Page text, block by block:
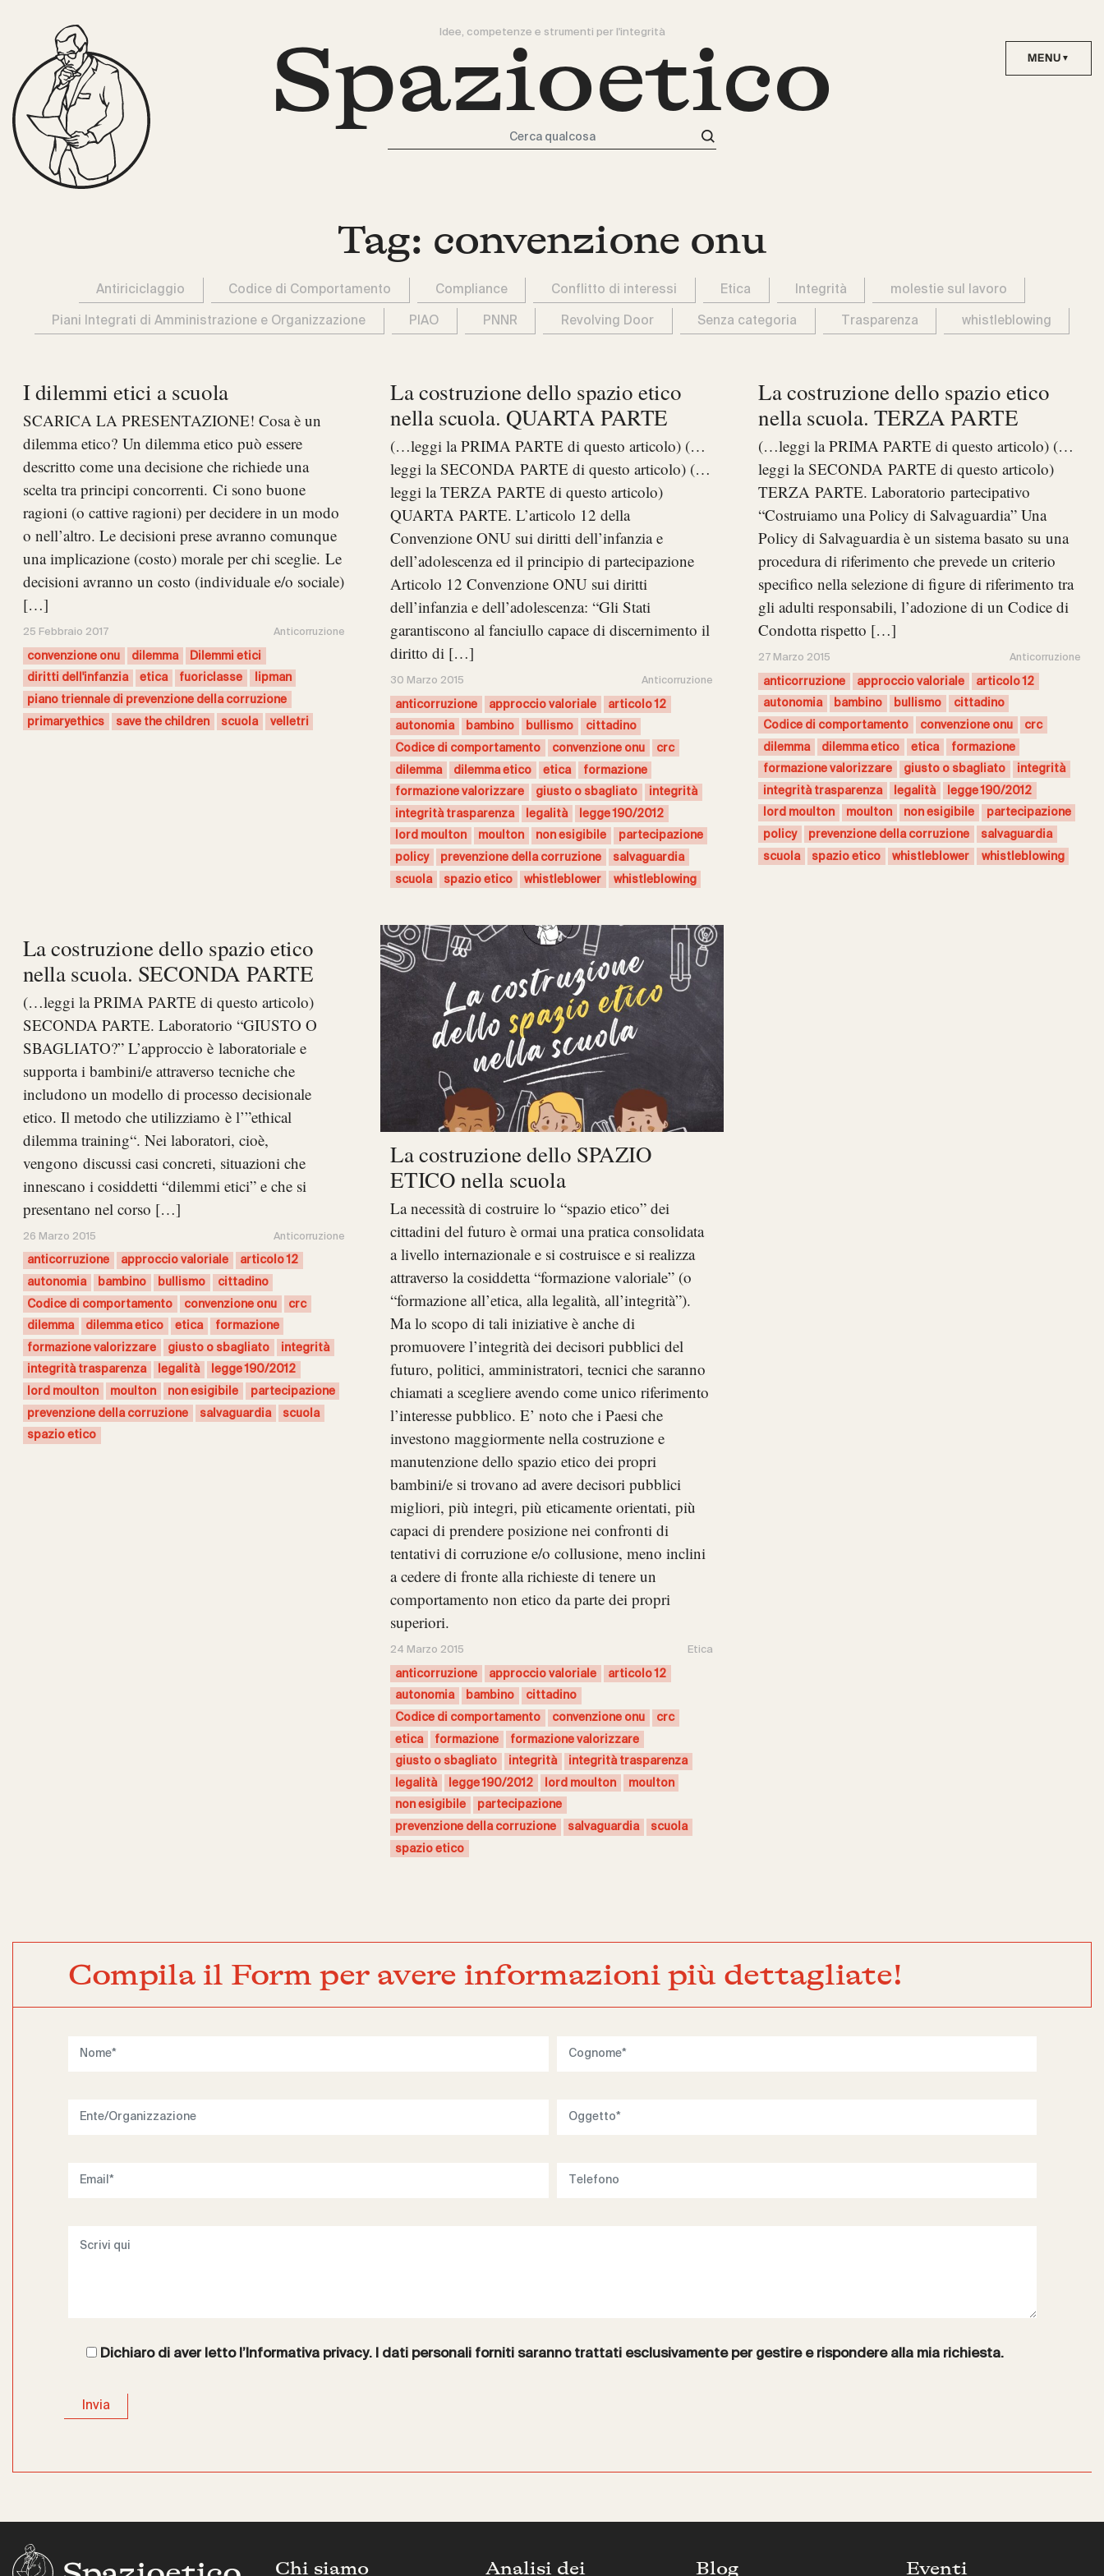
Idee, competenze e strumenti per l'integrità
Spazioetico
Tag: convenzione onu
Antiriciclaggio Codice di Comportamento Compliance Conflitto di interessi Etica Integrità molestie sul lavoro
Piani Integrati di Amministrazione e Organizzazione PIAO PNNR Revolving Door Senza categoria Trasparenza whistleblowing
I dilemmi etici a scuola
SCARICA LA PRESENTAZIONE! Cosa è un
dilemma etico? Un dilemma etico può essere
descritto come una decisione che richiede una
scelta tra principi concorrenti. Ci sono buone
ragioni (o cattive ragioni) per decidere in un modo
o nell’altro. Le decisioni prese avranno comunque
una implicazione (costo) morale per chi sceglie. Le
decisioni avranno un costo (individuale e/o sociale)
[…]
25 Febbraio 2017 Anticorruzione
convenzione onu dilemma
Dilemmi etici
diritti dell'infanzia
etica fuoriclasse
lipman
piano triennale di prevenzione della corruzione
primaryethics
save the children scuola velletri
La costruzione dello spazio etico
nella scuola. QUARTA PARTE
(…leggi la PRIMA PARTE di questo articolo) (…
leggi la SECONDA PARTE di questo articolo) (…
leggi la TERZA PARTE di questo articolo)
QUARTA PARTE. L’articolo 12 della
Convenzione ONU sui diritti dell’infanzia e
dell’adolescenza ed il principio di partecipazione
Articolo 12 Convenzione ONU sui diritti
dell’infanzia e dell’adolescenza: “Gli Stati
garantiscono al fanciullo capace di discernimento il
diritto di […]
30 Marzo 2015 Anticorruzione
anticorruzione approccio valoriale
articolo 12
autonomia
bambino bullismo
cittadino
Codice di comportamento
convenzione onu
crc
dilemma
dilemma etico etica
formazione
formazione valorizzare
giusto o sbagliato
integrità
integrità trasparenza
legalità
legge 190/2012
lord moulton
moulton non esigibile
partecipazione
policy
prevenzione della corruzione
salvaguardia
scuola
spazio etico whistleblower whistleblowing
La costruzione dello spazio etico
nella scuola. TERZA PARTE
(…leggi la PRIMA PARTE di questo articolo) (…
leggi la SECONDA PARTE di questo articolo)
TERZA PARTE. Laboratorio partecipativo
“Costruiamo una Policy di Salvaguardia” Una
Policy di Salvaguardia è un sistema basato su una
procedura di riferimento che prevede un criterio
specifico nella selezione di figure di riferimento tra
gli adulti responsabili, l’adozione di un Codice di
Condotta rispetto […]
27 Marzo 2015 Anticorruzione
anticorruzione approccio valoriale
articolo 12
autonomia
bambino bullismo
cittadino
Codice di comportamento
convenzione onu
crc
dilemma
dilemma etico etica
formazione
formazione valorizzare
giusto o sbagliato
integrità
integrità trasparenza
legalità
legge 190/2012
lord moulton
moulton non esigibile
partecipazione
policy
prevenzione della corruzione
salvaguardia
scuola
spazio etico whistleblower whistleblowing
La costruzione dello spazio etico
nella scuola. SECONDA PARTE
(…leggi la PRIMA PARTE di questo articolo)
SECONDA PARTE. Laboratorio “GIUSTO O
SBAGLIATO?” L’approccio è laboratoriale e
supporta i bambini/e attraverso tecniche che
includono un modello di processo decisionale
etico. Il metodo che utilizziamo è l’”ethical
dilemma training“. Nei laboratori, cioè,
vengono discussi casi concreti, situazioni che
innescano i cosiddetti “dilemmi etici” e che si
presentano nel corso […]
26 Marzo 2015 Anticorruzione
anticorruzione approccio valoriale
articolo 12
autonomia
bambino bullismo
cittadino
Codice di comportamento
convenzione onu
crc
dilemma
dilemma etico etica
formazione
formazione valorizzare
giusto o sbagliato
integrità
integrità trasparenza
legalità
legge 190/2012
lord moulton
moulton non esigibile
partecipazione
prevenzione della corruzione
salvaguardia
scuola
spazio etico
La costruzione dello SPAZIO
ETICO nella scuola
La necessità di costruire lo “spazio etico” dei
cittadini del futuro è ormai una pratica consolidata
a livello internazionale e si costruisce e si realizza
attraverso la cosiddetta “formazione valoriale” (o
“formazione all’etica, alla legalità, all’integrità”).
Ma lo scopo di tali iniziative è anche di
promuovere l’integrità dei decisori pubblici del
futuro, politici, amministratori, tecnici che saranno
chiamati a scegliere avendo come unico riferimento
l’interesse pubblico. E’ noto che i Paesi che
investono maggiormente nella costruzione e
manutenzione dello spazio etico dei propri
bambini/e si trovano ad avere decisori pubblici
migliori, più integri, più eticamente orientati, più
capaci di prendere posizione nei confronti di
tentativi di corruzione e/o collusione, meno inclini
a cedere di fronte alla richieste di tenere un
comportamento non etico da parte dei propri
superiori.
24 Marzo 2015 Etica
anticorruzione approccio valoriale
articolo 12
autonomia
bambino
cittadino
Codice di comportamento
convenzione onu
crc
etica
formazione
formazione valorizzare
giusto o sbagliato
integrità
integrità trasparenza
legalità
legge 190/2012 lord moulton
moulton
non esigibile
partecipazione
prevenzione della corruzione
salvaguardia
scuola
spazio etico
Compila il Form per avere informazioni più dettagliate!
Dichiaro di aver letto l’Informativa privacy. I dati personali forniti saranno trattati esclusivamente per gestire e rispondere alla mia richiesta.
Chi siamo Analisi dei Blog Eventi